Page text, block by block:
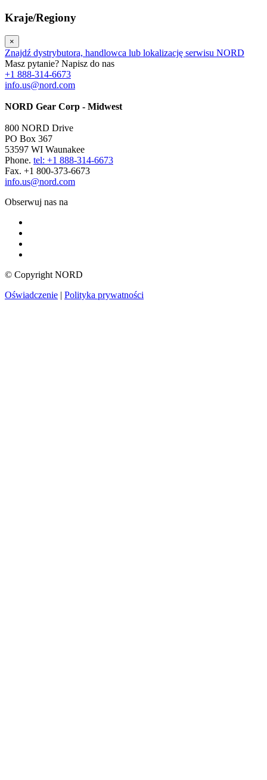
Kraje/Regiony
×
Znajdź dystrybutora, handlowca lub lokalizację serwisu NORD
Masz pytanie? Napisz do nas
+1 888-314-6673
info.us@nord.com
NORD Gear Corp - Midwest
800 NORD Drive
PO Box 367
53597 WI Waunakee
Phone. tel: +1 888-314-6673
Fax. +1 800-373-6673
info.us@nord.com
Obserwuj nas na
© Copyright NORD
Oświadczenie | Polityka prywatności